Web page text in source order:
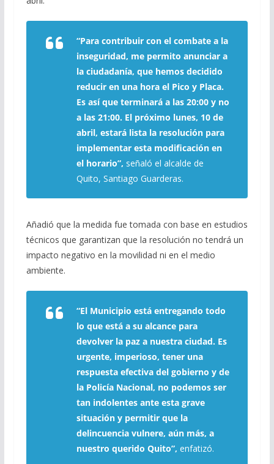
“Para contribuir con el combate a la
inseguridad, me permito anunciar a
la ciudadanía, que hemos decidido
reducir en una hora el Pico y Placa.
Es así que terminará a las 20:00 y no
a las 21:00. El próximo lunes, 10 de
abril, estará lista la resolución para
implementar esta modificación en
el horario”, señaló el alcalde de
Quito, Santiago Guarderas.
Añadió que la medida fue tomada con base en estudios
técnicos que garantizan que la resolución no tendrá un
impacto negativo en la movilidad ni en el medio
ambiente.
“El Municipio está entregando todo
lo que está a su alcance para
devolver la paz a nuestra ciudad. Es
urgente, imperioso, tener una
respuesta efectiva del gobierno y de
la Policía Nacional, no podemos ser
tan indolentes ante esta grave
situación y permitir que la
delincuencia vulnere, aún más, a
nuestro querido Quito”, enfatizó.